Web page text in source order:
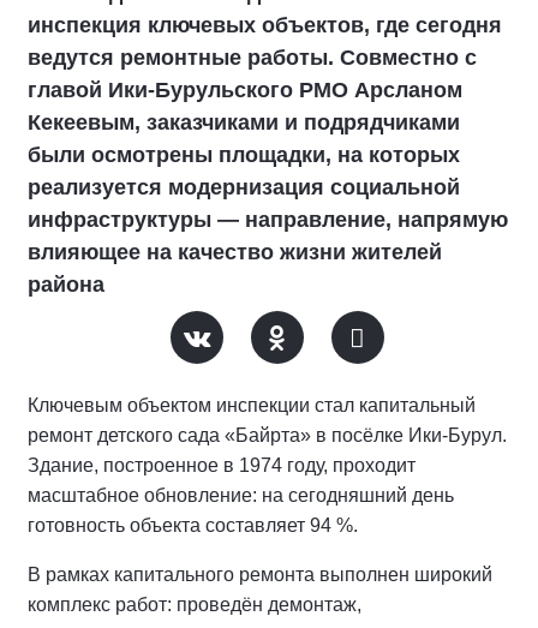
инспекция ключевых объектов, где сегодня
ведутся ремонтные работы. Совместно с
главой Ики‑Бурульского РМО Арсланом
Кекеевым, заказчиками и подрядчиками
были осмотрены площадки, на которых
реализуется модернизация социальной
инфраструктуры — направление, напрямую
влияющее на качество жизни жителей
района
Ключевым объектом инспекции стал капитальный
ремонт детского сада «Байрта» в посёлке Ики‑Бурул.
Здание, построенное в 1974 году, проходит
масштабное обновление: на сегодняшний день
готовность объекта составляет 94 %.
В рамках капитального ремонта выполнен широкий
комплекс работ: проведён демонтаж,